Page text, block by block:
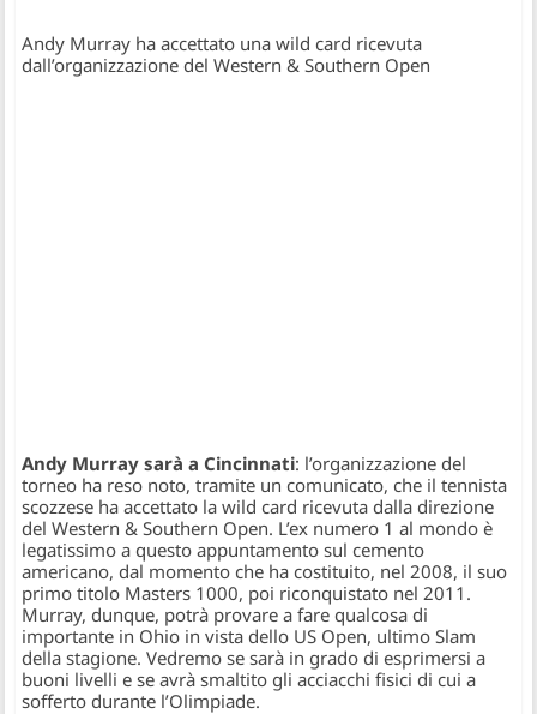
Andy Murray ha accettato una wild card ricevuta
dall’organizzazione del Western & Southern Open
Andy Murray sarà a Cincinnati: l’organizzazione del
torneo ha reso noto, tramite un comunicato, che il tennista
scozzese ha accettato la wild card ricevuta dalla direzione
del Western & Southern Open. L’ex numero 1 al mondo è
legatissimo a questo appuntamento sul cemento
americano, dal momento che ha costituito, nel 2008, il suo
primo titolo Masters 1000, poi riconquistato nel 2011.
Murray, dunque, potrà provare a fare qualcosa di
importante in Ohio in vista dello US Open, ultimo Slam
della stagione. Vedremo se sarà in grado di esprimersi a
buoni livelli e se avrà smaltito gli acciacchi fisici di cui a
sofferto durante l’Olimpiade.